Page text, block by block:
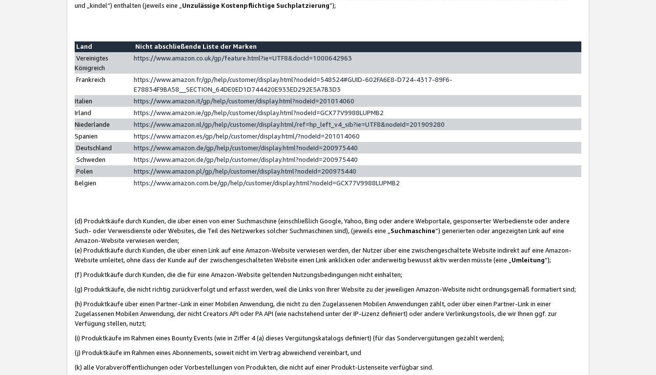
und „kindel“) enthalten (jeweils eine „ Unzulässige Kostenpflichtige Suchplatzierung”);
Land
Nicht abschließende Liste der Marken
Vereinigtes
Königreich
https://www.amazon.co.uk/gp/feature.html?ie=UTF8&docId=1000642963
Frankreich
https://www.amazon.fr/gp/help/customer/display.html?nodeId=548524#GUID-602FA6E8-D724-4317-89F6-
E78834F9BA58__SECTION_64DE0ED1D744420E933ED292E5A7B3D3
Italien
https://www.amazon.it/gp/help/customer/display.html?nodeId=201014060
Irland
https://www.amazon.ie/gp/help/customer/display.html?nodeId=GCX77V9988LUPMB2
Niederlande
https://www.amazon.nl/gp/help/customer/display.html/ref=hp_left_v4_sib?ie=UTF8&nodeId=201909280
Spanien
https://www.amazon.es/gp/help/customer/display.html/?nodeId=201014060
Deutschland
https://www.amazon.de/gp/help/customer/display.html?nodeId=200975440
Schweden
https://www.amazon.de/gp/help/customer/display.html?nodeId=200975440
Polen
https://www.amazon.pl/gp/help/customer/display.html?nodeId=200975440
Belgien
https://www.amazon.com.be/gp/help/customer/display.html?nodeId=GCX77V9988LUPMB2
(d) Produktkäufe durch Kunden, die über einen von einer Suchmaschine (einschließlich Google, Yahoo, Bing oder andere Webportale, gesponserter Werbedienste oder andere
Such- oder Verweisdienste oder Websites, die Teil des Netzwerkes solcher Suchmaschinen sind), (jeweils eine „ Suchmaschine“) generierten oder angezeigten Link auf eine
Amazon-Website verwiesen werden;
(e) Produktkäufe durch Kunden, die über einen Link auf eine Amazon-Website verwiesen werden, der Nutzer über eine zwischengeschaltete Website indirekt auf eine Amazon-
Website umleitet, ohne dass der Kunde auf der zwischengeschalteten Website einen Link anklicken oder anderweitig bewusst aktiv werden müsste (eine „ Umleitung“);
(f) Produktkäufe durch Kunden, die die für eine Amazon-Website geltenden Nutzungsbedingungen nicht einhalten;
(g) Produktkäufe, die nicht richtig zurückverfolgt und erfasst werden, weil die Links von Ihrer Website zu der jeweiligen Amazon-Website nicht ordnungsgemäß formatiert sind;
(h) Produktkäufe über einen Partner-Link in einer Mobilen Anwendung, die nicht zu den Zugelassenen Mobilen Anwendungen zählt, oder über einen Partner-Link in einer
Zugelassenen Mobilen Anwendung, der nicht Creators API oder PA API (wie nachstehend unter der IP-Lizenz definiert) oder andere Verlinkungstools, die wir Ihnen ggf. zur
Verfügung stellen, nutzt;
(i) Produktkäufe im Rahmen eines Bounty Events (wie in Ziffer 4 (a) dieses Vergütungskatalogs definiert) (für das Sondervergütungen gezahlt werden);
(j) Produktkäufe im Rahmen eines Abonnements, soweit nicht im Vertrag abweichend vereinbart, und
(k) alle Vorabveröffentlichungen oder Vorbestellungen von Produkten, die nicht auf einer Produkt-Listenseite verfügbar sind.